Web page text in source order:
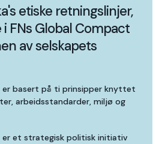
etiske retningslinjer,
FNs Global Compact
av selskapets
er basert på ti prinsipper knyttet
arbeidsstandarder, miljø og
er et strategisk politisk initiativ